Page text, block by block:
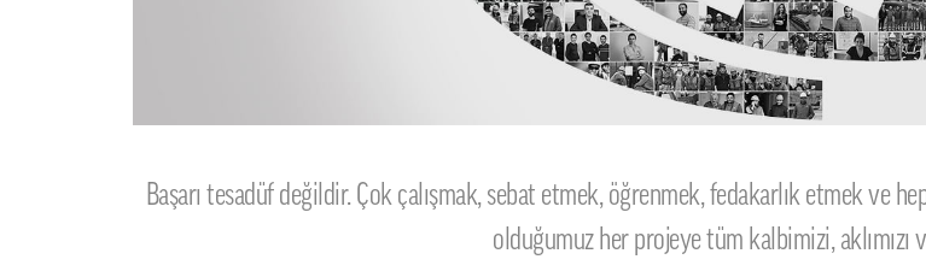
Başarı tesadüf değildir. Çok çalışmak, sebat etmek, öğrenmek, fedakarlık etmek ve
olduğumuz her projeye tüm kalbimizi, aklımızı